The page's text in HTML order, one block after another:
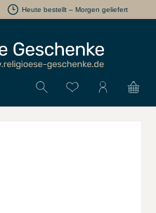
Heute bestellt – Morgen geliefert
Du hast 0